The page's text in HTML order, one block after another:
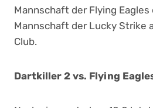
Mannschaft der Flying
Mannschaft der Lucky Strike
Club.
Dartkiller 2 vs. Flying